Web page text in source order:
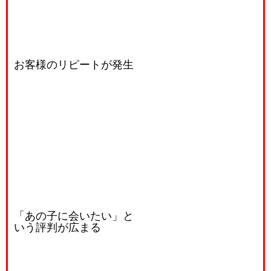
お客様のリピートが発生
「あの子に会いたい」と
いう評判が広まる